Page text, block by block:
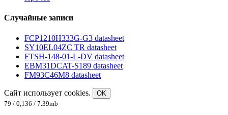
Случайные записи
FCP1210H333G-G3 datasheet
SY10EL04ZC TR datasheet
FTSH-148-01-L-DV datasheet
EBM31DCAT-S189 datasheet
FM93C46M8 datasheet
Сайт использует cookies.
OK
79 / 0,136 / 7.39mb